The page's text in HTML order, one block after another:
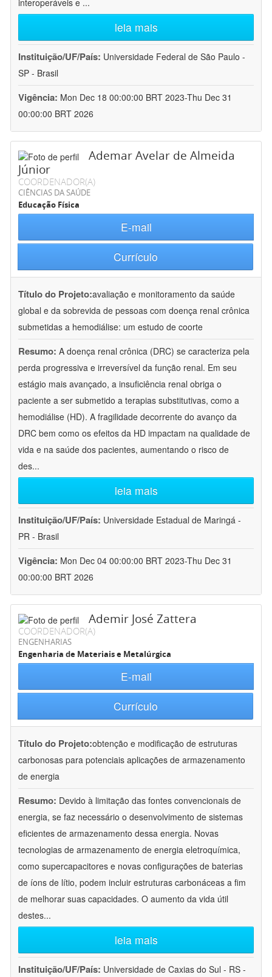
interoperáveis e ...
leia mais
Instituição/UF/País: Universidade Federal de São Paulo -
SP - Brasil
Vigência: Mon Dec 18 00:00:00 BRT 2023-Thu Dec 31
00:00:00 BRT 2026
Ademar Avelar de Almeida
Júnior
COORDENADOR(A)
CIÊNCIAS DA SAÚDE
Educação Física
E-mail
Currículo
Título do Projeto:avaliação e monitoramento da saúde
global e da sobrevida de pessoas com doença renal crônica
submetidas a hemodiálise: um estudo de coorte
Resumo: A doença renal crônica (DRC) se caracteriza pela
perda progressiva e irreversível da função renal. Em seu
estágio mais avançado, a insuficiência renal obriga o
paciente a ser submetido a terapias substitutivas, como a
hemodiálise (HD). A fragilidade decorrente do avanço da
DRC bem como os efeitos da HD impactam na qualidade de
vida e na saúde dos pacientes, aumentando o risco de
des...
leia mais
Instituição/UF/País: Universidade Estadual de Maringá -
PR - Brasil
Vigência: Mon Dec 04 00:00:00 BRT 2023-Thu Dec 31
00:00:00 BRT 2026
Ademir José Zattera
COORDENADOR(A)
ENGENHARIAS
Engenharia de Materiais e Metalúrgica
E-mail
Currículo
Título do Projeto:obtenção e modificação de estruturas
carbonosas para potenciais aplicações de armazenamento
de energia
Resumo: Devido à limitação das fontes convencionais de
energia, se faz necessário o desenvolvimento de sistemas
eficientes de armazenamento dessa energia. Novas
tecnologias de armazenamento de energia eletroquímica,
como supercapacitores e novas configurações de baterias
de íons de lítio, podem incluir estruturas carbonáceas a fim
de melhorar suas capacidades. O aumento da vida útil
destes...
leia mais
Instituição/UF/País: Universidade de Caxias do Sul - RS -